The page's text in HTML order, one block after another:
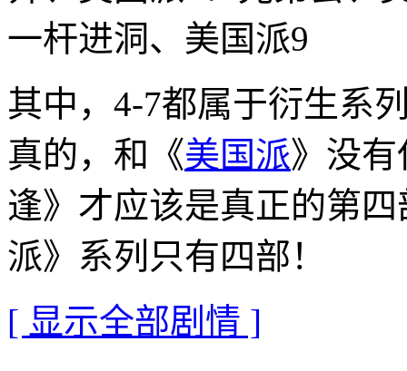
一杆进洞、美国派9
其中，4-7都属于衍生系
真的，和《美国派》没
逢》才应该是真正的第
派》系列只有四部！
[ 显示全部剧情 ]